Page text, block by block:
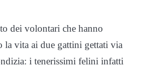
dei volontari che hanno
la vita ai due gattini gettati via
i tenerissimi felini infatti